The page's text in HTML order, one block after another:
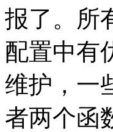
报了。所
配置中有
维护，一
者两个函